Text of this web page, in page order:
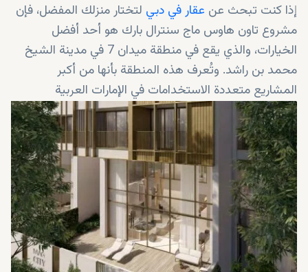
إذا كنت تبحث عن عقار في دبي لتختار منزلك المفضل، فإن
مشروع تاون هاوس ماج سنترال بارك هو أحد أفضل
الخيارات، والذي يقع في منطقة ميدان 7 في مدينة الشيخ
محمد بن راشد. وتُعرف هذه المنطقة بأنها من أكبر
المشاريع متعددة الاستخدامات في الإمارات العربية
المتحدة، وبالقرب من داو تاون دبي والخليج التجاري ومنطقة
دبي للتصميم. يمكنك العثور أيضًا على العديد من متاجر
البيع بالتجزئة والمطاعم الراقية ومناطق الجذب الأخرى في
هذه المنطقة التي تبلغ مساحتها 32.000 قدم مربع. وهذا
المشروع بالقرب من أهم الأماكن في دبي مثل: ● 25 دقيقة
إلى داون تاون دبي ● 10 دقائق إلى مرسى دبي ● 30 دقيقة
إلى مطار مطار دبي الدولي ● 25 دقيقة إلى مطار آل مكتوم
الدولي